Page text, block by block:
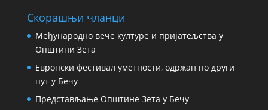
Скорашњи чланци
Међународно вече културе и пријатељства у
Општини Зета
Европски фестивал уметности, одржан по други
пут у Бечу
Представљање Општине Зета у Бечу